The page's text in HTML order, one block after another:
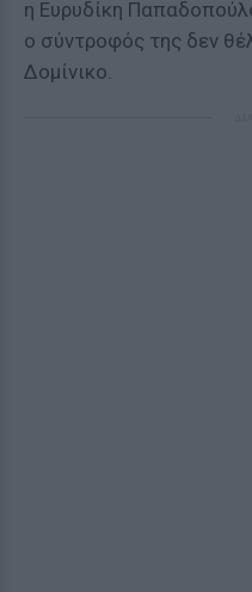
η Ευρυδίκη
ο σύντροφός της δεν
Δομίνικο.